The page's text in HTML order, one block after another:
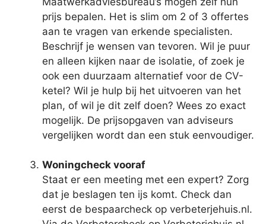
prijs bepalen. Het is slim om 2 of 3 offertes
aan te vragen van erkende specialisten.
Beschrijf je wensen van tevoren. Wil je puur
en alleen kijken naar de isolatie, of zoek je
ook een duurzaam alternatief voor de CV-
ketel? Wil je hulp bij het uitvoeren van het
plan, of wil je dit zelf doen? Wees zo exact
mogelijk. De prijsopgaven van adviseurs
vergelijken wordt dan een stuk eenvoudiger.
Woningcheck vooraf
Staat er een meeting met een expert? Zorg
dat je beslagen ten ijs komt. Check dan
eerst de bespaarcheck op verbeterjehuis.nl.